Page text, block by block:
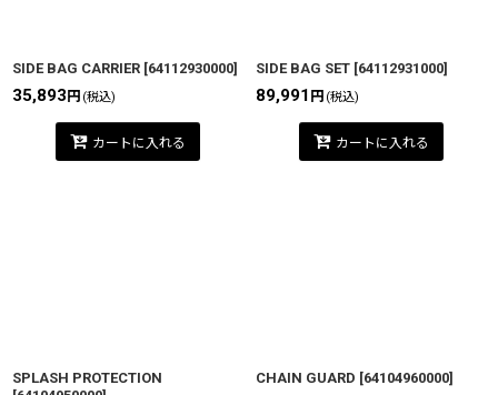
SIDE BAG CARRIER [64112930000]
35,893 円 (税込)
カートに入れる
SIDE BAG SET [64112931000]
89,991 円 (税込)
カートに入れる
SPLASH PROTECTION
CHAIN GUARD [64104960000]